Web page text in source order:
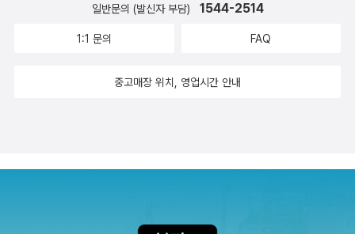
일반문의 (발신자 부담) 1544-2514
1:1 문의 FAQ
중고매장 위치, 영업시간 안내